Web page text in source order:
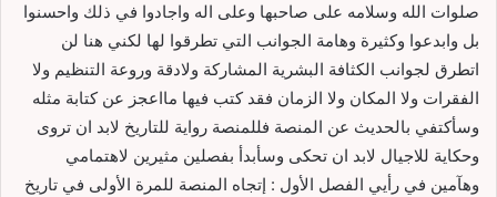
صلوات الله وسلامه على صاحبها وعلى اله واجادوا في ذلك واحسنوا
بل وابدعوا وكثيرة وهامة الجوانب التي تطرقوا لها لكني هنا لن
اتطرق لجوانب الكثافة البشرية المشاركة ولادقة وروعة التنظيم ولا
الفقرات ولا المكان ولا الزمان فقد كتب فيها مااعجز عن كتابة مثله
وسأكتفي بالحديث عن المنصة فللمنصة رواية للتاريخ لابد ان تروى
وحكاية للاجيال لابد ان تحكى وسأبدأ بفصلين مثيرين لاهتمامي
وهآمين في رأيي الفصل الأول : إتجاه المنصة للمرة الأولى في تاريخ